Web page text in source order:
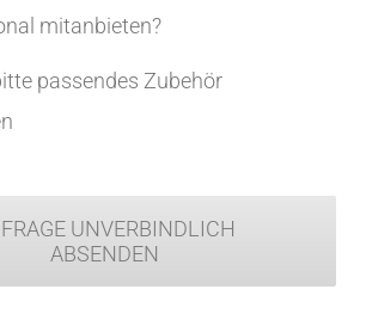
mitanbieten?
passendes Zubehör
UNVERBINDLICH
ABSENDEN